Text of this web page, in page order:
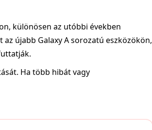
különösen az utóbbi években
újabb Galaxy A sorozatú eszközökön,
Ha több hibát vagy